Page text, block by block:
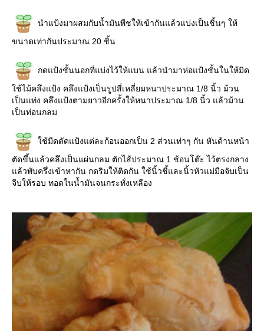
นำแป้งมาผสมกับน้ำมันพืชให้เข้ากันแล้วแบ่งเป็นชิ้นๆ ให้
ขนาดเท่ากันประมาณ 20 ชิ้น
กดแป้งชั้นนอกที่แบ่งไว้ให้แบน แล้วนำมาห่อแป้งชั้นในให้มิด
ช้ไม้คลึงแป้ง คลึงแป้งเป็นรูปสี่เหลี่ยมหนาประมาณ 1/8 นิ้ว ม้วน
เป็นแท่ง คลึงแป้งตามยาวอีกครั้งให้หนาประมาณ 1/8 นิ้ว แล้วม้วน
เป็นท่อนกลม
ช้มีดตัดแป้งแต่ละก้อนออกเป็น 2 ส่วนเท่าๆ กัน หันด้านหน้า
ตัดขึ้นแล้วคลึงเป็นแผ่นกลม ตักไส้ประมาณ 1 ช้อนโต๊ะ ไว้ตรงกลาง
ล้วพับครึ่งเข้าหากัน กดริมให้ติดกัน ใช้นิ้วชี้และนิ้วหัวแม่มือจับเป็น
จีบให้รอบ ทอดในน้ำมันจนกระทั่งเหลือง